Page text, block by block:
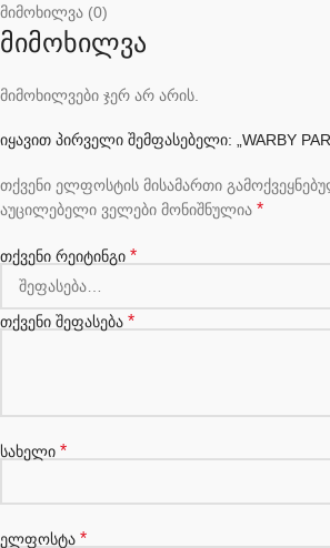
მიმოხილვა (0)
მიმოხილვა
მიმოხილვები ჯერ არ არის.
იყავით პირველი შემფასებელი: „WARBY
თქვენი ელფოსტის მისამართი
აუცილებელი ველები მონიშნულია *
თქვენი რეიტინგი *
თქვენი შეფასება *
სახელი *
ელფოსტა *